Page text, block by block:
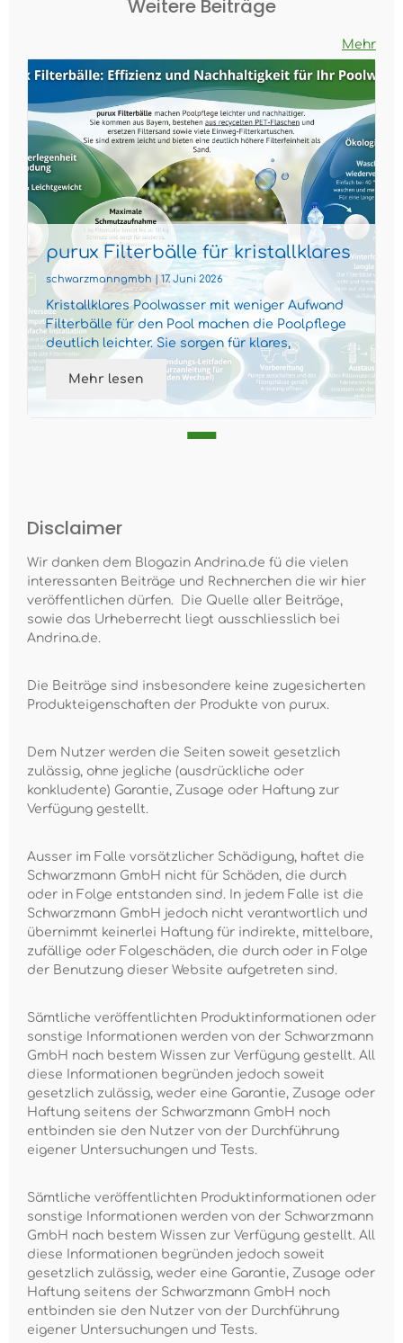
Weitere Beiträge
Mehr
purux Filterbälle für kristallklares
Poolwasser
schwarzmanngmbh | 17. Juni 2026
Kristallklares Poolwasser mit weniger Aufwand
Filterbälle für den Pool machen die Poolpflege
deutlich leichter. Sie sorgen für klares,
gepflegtes Wass...
Mehr lesen
Disclaimer
Wir danken dem Blogazin Andrina.de fü die vielen
interessanten Beiträge und Rechnerchen die wir hier
veröffentlichen dürfen. Die Quelle aller Beiträge,
sowie das Urheberrecht liegt ausschliesslich bei
Andrina.de.
Die Beiträge sind insbesondere keine zugesicherten
Produkteigenschaften der Produkte von purux.
Dem Nutzer werden die Seiten soweit gesetzlich
zulässig, ohne jegliche (ausdrückliche oder
konkludente) Garantie, Zusage oder Haftung zur
Verfügung gestellt.
Ausser im Falle vorsätzlicher Schädigung, haftet die
Schwarzmann GmbH nicht für Schäden, die durch
oder in Folge entstanden sind. In jedem Falle ist die
Schwarzmann GmbH jedoch nicht verantwortlich und
übernimmt keinerlei Haftung für indirekte, mittelbare,
zufällige oder Folgeschäden, die durch oder in Folge
der Benutzung dieser Website aufgetreten sind.
Sämtliche veröffentlichten Produktinformationen oder
sonstige Informationen werden von der Schwarzmann
GmbH nach bestem Wissen zur Verfügung gestellt. All
diese Informationen begründen jedoch soweit
gesetzlich zulässig, weder eine Garantie, Zusage oder
Haftung seitens der Schwarzmann GmbH noch
entbinden sie den Nutzer von der Durchführung
eigener Untersuchungen und Tests.
Sämtliche veröffentlichten Produktinformationen oder
sonstige Informationen werden von der Schwarzmann
GmbH nach bestem Wissen zur Verfügung gestellt. All
diese Informationen begründen jedoch soweit
gesetzlich zulässig, weder eine Garantie, Zusage oder
Haftung seitens der Schwarzmann GmbH noch
entbinden sie den Nutzer von der Durchführung
eigener Untersuchungen und Tests.